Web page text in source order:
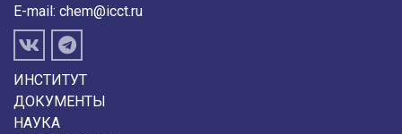
E-mail: chem@icct.ru
ИНСТИТУТ
ДОКУМЕНТЫ
НАУКА